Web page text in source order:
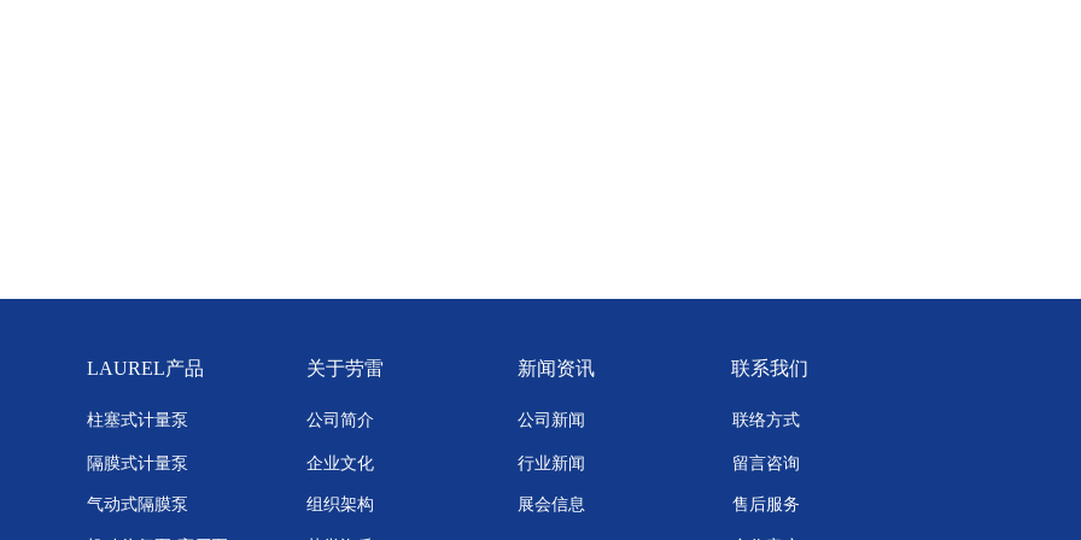
LAUREL产品
柱塞式计量泵
隔膜式计量泵
气动式隔膜泵
关于劳雷
公司简介
企业文化
组织架构
新闻资讯
公司新闻
行业新闻
展会信息
联系我们
联络方式
留言咨询
售后服务